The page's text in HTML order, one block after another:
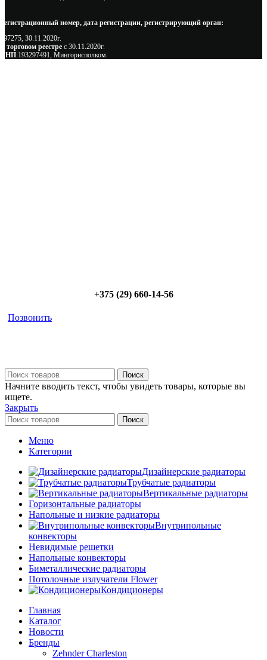
Регистрационный номер, дата регистрации, регистрирующий орган:
497275, 30.11.2020г.
В торговом реестре с 30.11.2020г.
УНП:193297491, Мингорисполком.
+375 (29) 660-14-56
Позвонить
Поиск
Начните вводить текст, чтобы увидеть товары, которые вы
ищете.
Закрыть
Поиск
Меню
Категории
Дизайнерские радиаторы
Трубчатые радиаторы
Вертикальные радиаторы
Горизонтальные радиаторы
Напольные и низкие радиаторы
Внутрипольные
конвекторы
Невидимые решетки
Напольные конвекторы
Биметаллические радиаторы
Потолочные излучатели Flower
Кондиционеры
Главная
Каталог
Новости
Бренды
Zehnder Charleston